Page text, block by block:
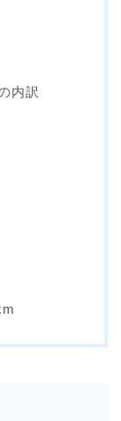
内訳